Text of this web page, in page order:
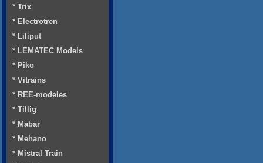
* Trix
* Electrotren
* Liliput
* LEMATEC Models
* Piko
* Vitrains
* REE-modeles
* Tillig
* Mabar
* Mehano
* Mistral Train